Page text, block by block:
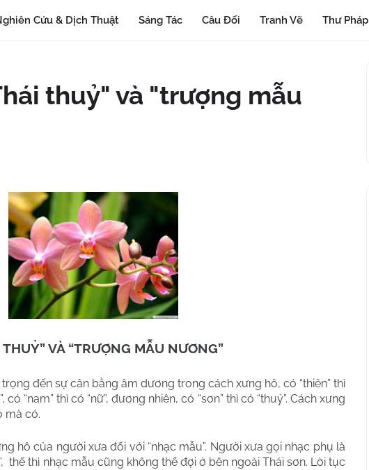
Cứu & Dịch Thuật Sáng Tác Câu Đối Tranh Vẽ Thư Pháp
thuỷ" và "trượng mẫu
THUỶ” VÀ “TRƯỢNG MẪU NƯƠNG”
đến sự cân bằng âm dương trong cách xưng hô, có “thiên” thì
có “nam” thì có “nữ”, đương nhiên, có “sơn” thì có “thuỷ”. Cách xưng
mà có.
hô của người xưa đối với “nhạc mẫu”. Người xưa gọi nhạc phụ là
thế thì nhạc mẫu cũng không thể đợi ở bên ngoài Thái sơn. Lời tục